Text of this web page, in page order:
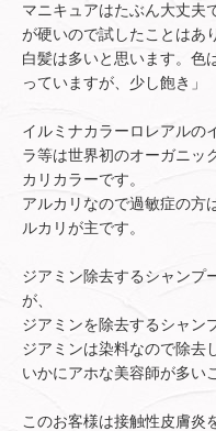
マニキュアはたぶん大丈夫
が硬いので試したことはあ
白髪は多いと思います。色
っていますが、少し飽き」
イルミナカラーロレアルの
ラ等は世界初のオーガニッ
カリカラーです。
アルカリなので過敏症の方
ルカリが主です。
ジアミン除去するシャンプ
が、
ジアミンを除去するシャン
ジアミンは染料なので除去
いかにアホな美容師が多い
このお客様は接触性皮膚炎